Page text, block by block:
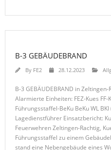
B-3 GEBÄUDEBRAND
By FE2 28.12.2023
B-3 GEBÄUDEBRAND in
Alarmierte Einheiten: FEZ-Kues FF-
Führungsstaffel-BeKu BeKu WL BKI
Lagedienstführer Einsatzbericht:
Feuerwehren Zeltingen-Rachtig,
Führungsstaffel zu einem
stand eine Nebengebäude eines